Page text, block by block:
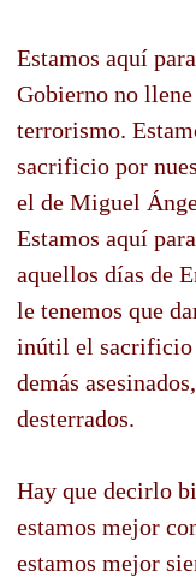
Estamos aquí
Gobierno no
terrorismo.
sacrificio por
el de Miguel
Estamos aquí
aquellos días de
le tenemos que
inútil el sacrificio
demás
desterrados.
Hay que decirlo
estamos mejor
estamos mejor